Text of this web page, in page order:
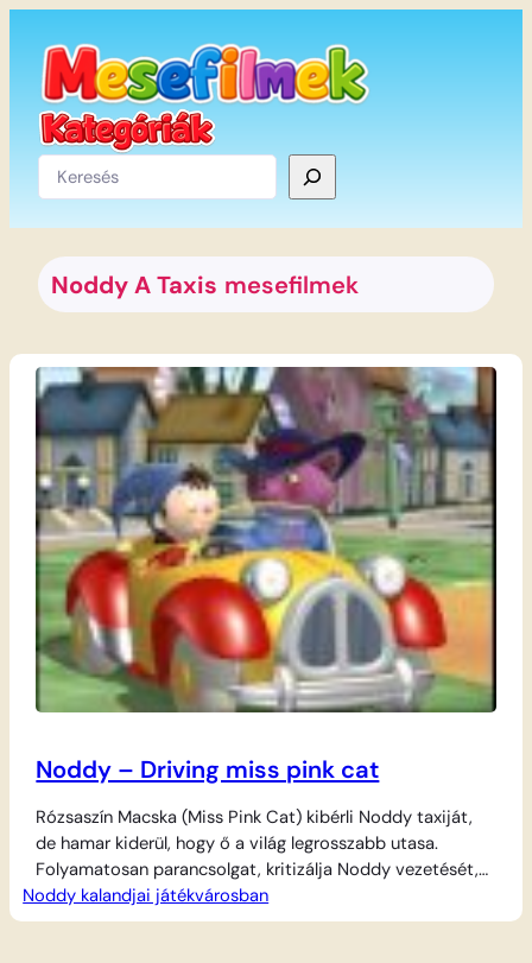
tartalomhoz
Keresés
Noddy A Taxis mesefilmek
Noddy – Driving miss pink cat
Rózsaszín Macska (Miss Pink Cat) kibérli Noddy taxiját,
de hamar kiderül, hogy ő a világ legrosszabb utasa.
Folyamatosan parancsolgat, kritizálja Noddy vezetését,
és minden apróság miatt megállítja az autót, hogy
elintézze a szeszélyes kívánságait. Szegény Noddynak
Noddy kalandjai játékvárosban